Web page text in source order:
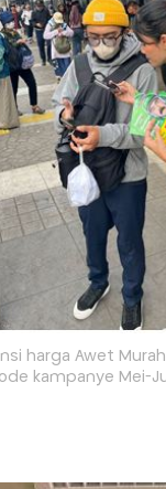
harga Awet
kampanye Mei-